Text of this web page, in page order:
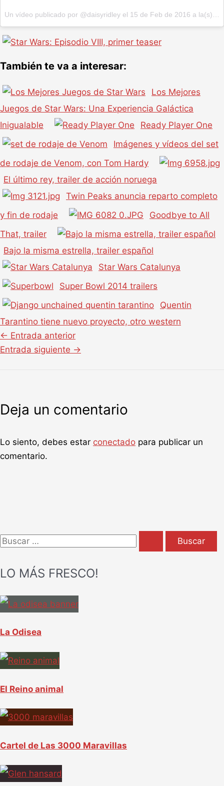
Un vídeo publicado por @daisyridley el 15 de Feb de 2016 a la(s) 6:34 PST
También te va a interesar:
Los Mejores
Juegos de Star Wars: Una Experiencia Galáctica
Inigualable
Ready Player One
Imágenes y vídeos del set
de rodaje de Venom, con Tom Hardy
El último rey, trailer de acción noruega
Twin Peaks anuncia reparto completo
y fin de rodaje
Goodbye to All
That, trailer
Bajo la misma estrella, trailer español
Star Wars Catalunya
Super Bowl 2014 trailers
Quentin
Tarantino tiene nuevo proyecto, otro western
← Entrada anterior
Entrada siguiente →
Deja un comentario
Lo siento, debes estar conectado para publicar un
comentario.
B
a
o
:
LO MÁS FRESCO!
La Odisea
El Reino animal
Cartel de Las 3000 Maravillas